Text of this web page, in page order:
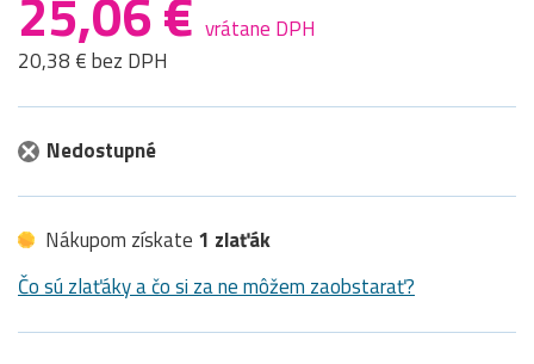
vrátane DPH
20,38 € bez DPH
Nedostupné
Nákupom získate 1 zlaťák
Čo sú zlaťáky a čo si za ne môžem zaobstarať?